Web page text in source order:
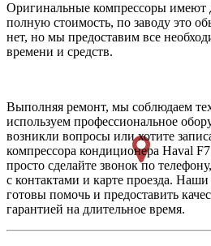
Оригинальные компрессоры имеют
полную стоимость, по заводу это
нет, но мы предоставим все
времени и средств.
Выполняя ремонт, мы соблюдаем
используем профессиональное
возникли вопросы или хотите
компрессора кондиционера Haval
просто сделайте звонок по
с контактами и карте проезда.
готовы помочь и предоставить
гарантией на длительное время.